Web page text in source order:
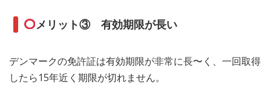
メリット③ 有効期限が長い
デンマークの免許証は有効期限が非常に長〜く、一回取得
したら15年近く期限が切れません。